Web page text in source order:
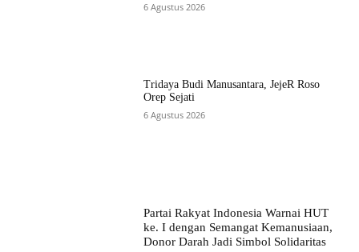
6 Agustus 2026
Tridaya Budi Manusantara, JejeR Roso
Orep Sejati
6 Agustus 2026
Partai Rakyat Indonesia Warnai HUT
ke. I dengan Semangat Kemanusiaan,
Donor Darah Jadi Simbol Solidaritas